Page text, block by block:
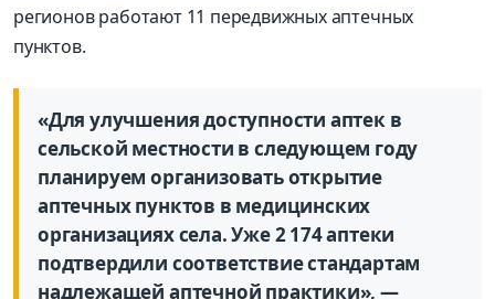
регионов работают 11 передвижных аптечных
пунктов.
«Для улучшения доступности аптек в
сельской местности в следующем году
планируем организовать открытие
аптечных пунктов в медицинских
организациях села. Уже 2 174 аптеки
подтвердили соответствие стандартам
надлежащей аптечной практики», —